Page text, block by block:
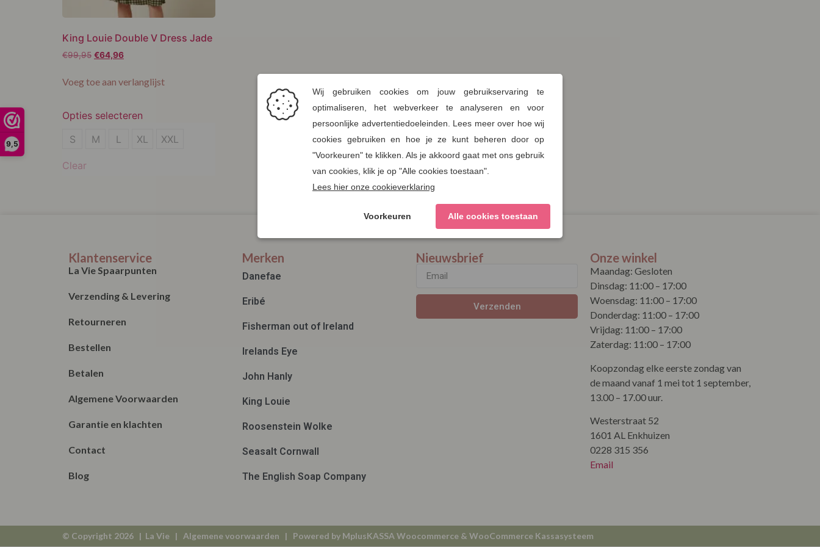
9,5
King Louie Double V Dress Jade
€99,95 €64,96
Voeg toe aan verlanglijst
Opties selecteren
S
XL
S M L XL XXL
Clear
Klantenservice
La Vie Spaarpunten
Verzending & Levering
Retourneren
Bestellen
Betalen
Algemene Voorwaarden
Garantie en klachten
Contact
Blog
Merken
Danefae
Eribé
Fisherman out of Ireland
Irelands Eye
John Hanly
King Louie
Roosenstein Wolke
Seasalt Cornwall
The English Soap Company
Nieuwsbrief
Verzenden
Onze winkel
Maandag: Gesloten
Dinsdag: 11:00 – 17:00
Woensdag: 11:00 – 17:00
Donderdag: 11:00 – 17:00
Vrijdag: 11:00 – 17:00
Zaterdag: 11:00 – 17:00
Koopzondag elke eerste zondag van
de maand vanaf 1 mei tot 1 september,
13.00 – 17.00 uur.
Westerstraat 52
1601 AL Enkhuizen
0228 315 356
Email
© Copyright 2026 | La Vie | Algemene voorwaarden | Powered by MplusKASSA Woocommerce & WooCommerce Kassasysteem